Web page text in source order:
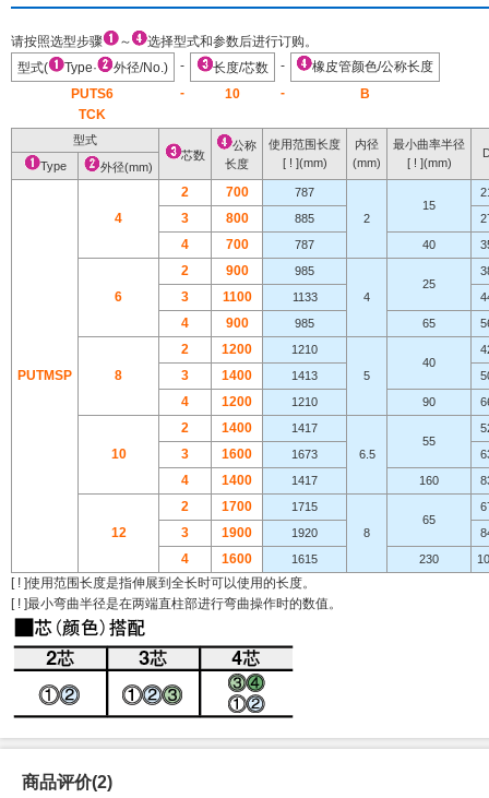
请按照选型步骤 ～
选择型式和参数后进行订购。
型式(
Type· 外径/No.) - 长度/芯数 -
橡皮管颜色/公称长度
PUTS6
TCK
- 10 - B
型式
芯数
公称
长度
使用范围长度
[ ! ](mm)
内径
(mm)
最小曲率半径
[ ! ](mm)
Type
外径(mm)
PUTMSP
4
2 700
787
2
15
3 800 885
4 700 787 40
6
2 900
985
4
25
3 1100 1133
4 900 985 65
8
2 1200
1210
5
40
3 1400 1413
4 1200 1210 90
10
2 1400
1417
6.5
55
3 1600 1673
4 1400 1417 160
12
2 1700
1715
8
65
3 1900 1920
4 1600 1615 230
[ ! ]使用范围长度是指伸展到全长时可以使用的长度。
[ ! ]最小弯曲半径是在两端直柱部进行弯曲操作时的数值。
商品评价(2)